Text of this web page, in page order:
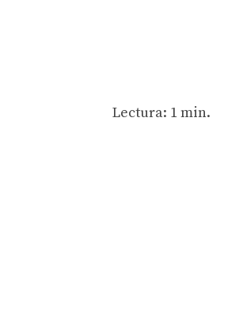
Lectura: 1 min.